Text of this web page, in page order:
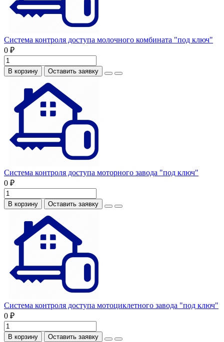
Система контроля доступа молочного комбината "под ключ"
0 ₽
В корзину Оставить заявку
Система контроля доступа моторного завода "под ключ"
0 ₽
В корзину Оставить заявку
Система контроля доступа мотоциклетного завода "под ключ"
0 ₽
В корзину Оставить заявку